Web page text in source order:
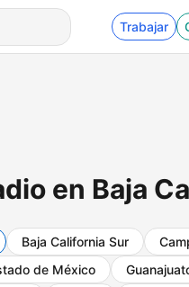
Trabajar
en Baja
Baja California Sur
de México